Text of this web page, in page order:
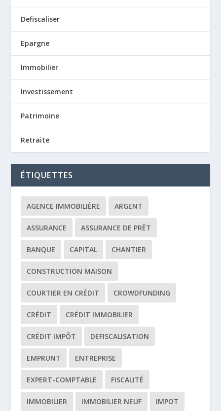
Defiscaliser
Epargne
Immobilier
Investissement
Patrimoine
Retraite
ÉTIQUETTES
AGENCE IMMOBILIÈRE ARGENT
ASSURANCE ASSURANCE DE PRÊT
BANQUE CAPITAL CHANTIER
CONSTRUCTION MAISON
COURTIER EN CRÉDIT CROWDFUNDING
CRÉDIT CRÉDIT IMMOBILIER
CRÉDIT IMPÔT DEFISCALISATION
EMPRUNT ENTREPRISE
EXPERT-COMPTABLE FISCALITÉ
IMMOBILIER IMMOBILIER NEUF IMPOT